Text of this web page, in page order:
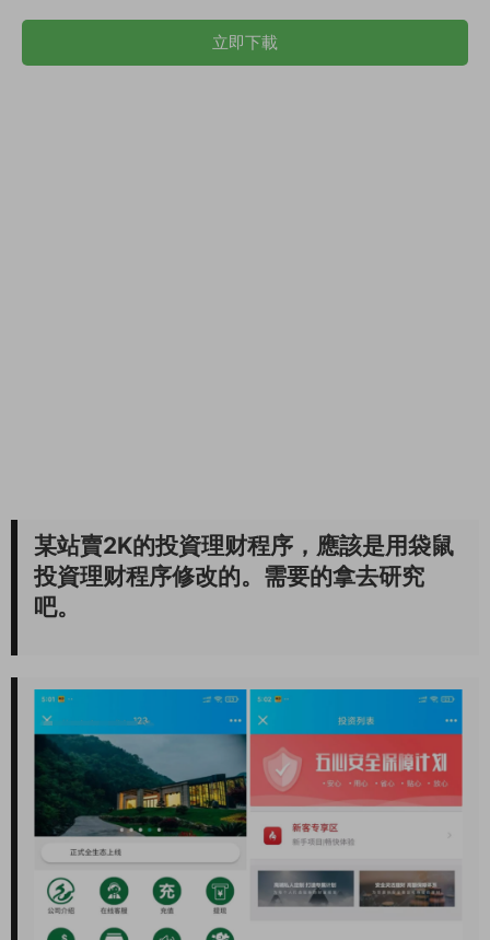
立即下載
某站賣2K的投資理财程序，應該是用袋鼠
投資理财程序修改的。需要的拿去研究
吧。